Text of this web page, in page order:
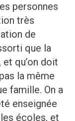
personnes
très
de
que la
qu’on doit
la même
famille. On a
enseignée
écoles, et